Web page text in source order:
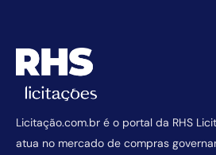
Licitação.com.br é o portal da RHS
atua no mercado de compras